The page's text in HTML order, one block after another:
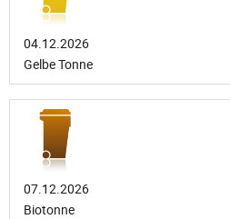
04.12.2026
Gelbe Tonne
07.12.2026
Biotonne